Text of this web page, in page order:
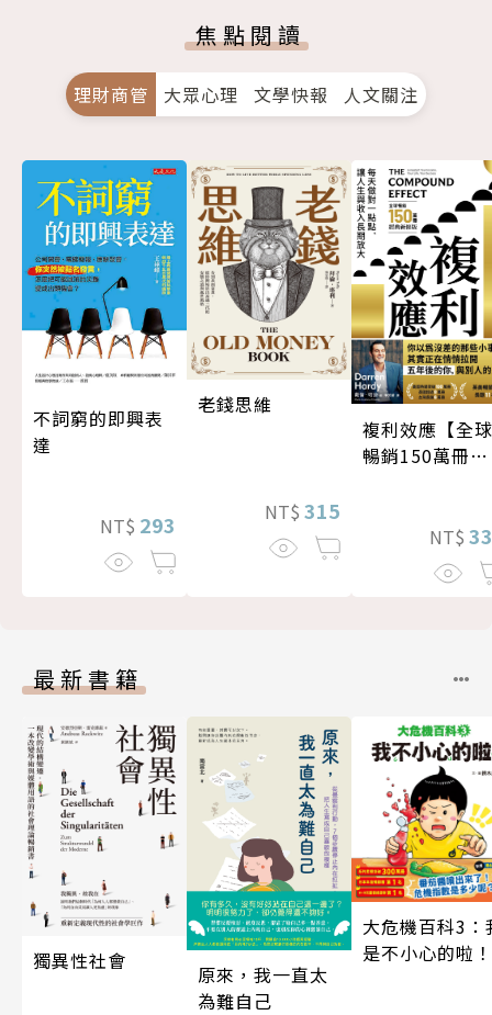
焦點閱讀
理財商管 大眾心理 文學快報 人文關注
不詞窮的即興表
達
NT$ 293
老錢思維
NT$ 315
複利效應【全球
暢銷150萬冊・
NT$
最新書籍
獨異性社會
原來，我一直太
為難自己
大危機百科3：
是不小心的啦！